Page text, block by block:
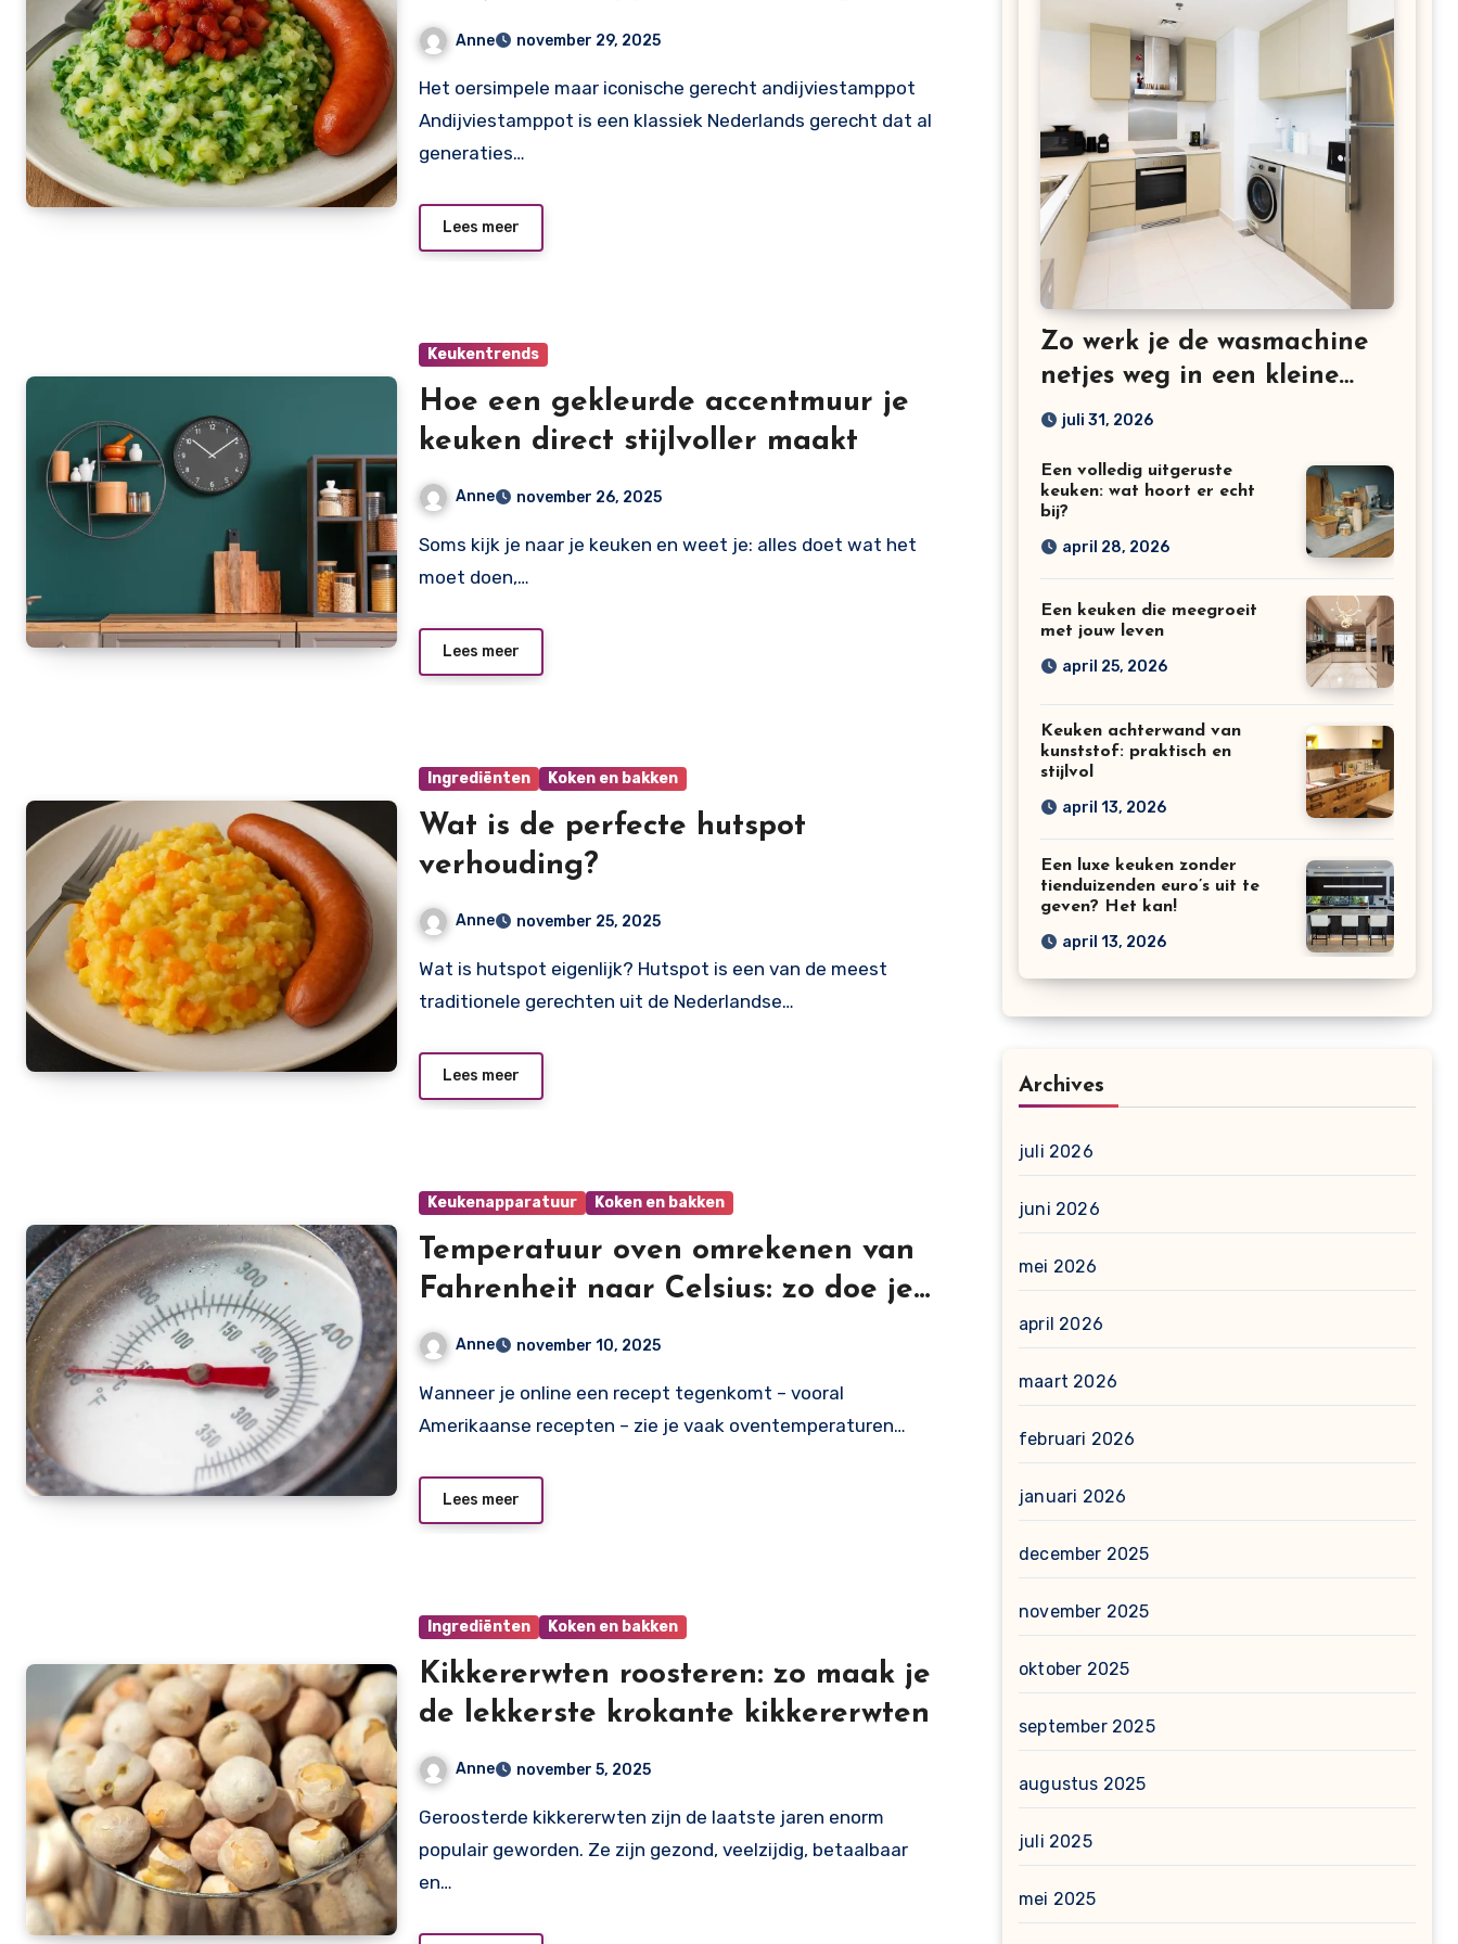
Anne november 29, 2025
Het oersimpele maar iconische gerecht andijviestamppot
Andijviestamppot is een klassiek Nederlands gerecht dat al
generaties…
Lees meer
Keukentrends
Hoe een gekleurde accentmuur je
keuken direct stijlvoller maakt
Anne november 26, 2025
Soms kijk je naar je keuken en weet je: alles doet wat het
moet doen,…
Lees meer
Ingrediënten Koken en bakken
Wat is de perfecte hutspot
verhouding?
Anne november 25, 2025
Wat is hutspot eigenlijk? Hutspot is een van de meest
traditionele gerechten uit de Nederlandse…
Lees meer
Keukenapparatuur Koken en bakken
Temperatuur oven omrekenen van
Fahrenheit naar Celsius: zo doe je
dat!
Anne november 10, 2025
Wanneer je online een recept tegenkomt – vooral
Amerikaanse recepten – zie je vaak oventemperaturen…
Lees meer
Ingrediënten Koken en bakken
Kikkererwten roosteren: zo maak je
de lekkerste krokante kikkererwten
Anne november 5, 2025
Geroosterde kikkererwten zijn de laatste jaren enorm
populair geworden. Ze zijn gezond, veelzijdig, betaalbaar
en…
Zo werk je de wasmachine
netjes weg in een kleine
keuken
juli 31, 2026
Een volledig uitgeruste
keuken: wat hoort er echt
bij?
april 28, 2026
Een keuken die meegroeit
met jouw leven
april 25, 2026
Keuken achterwand van
kunststof: praktisch en
stijlvol
april 13, 2026
Een luxe keuken zonder
tienduizenden euro’s uit te
geven? Het kan!
april 13, 2026
Archives
juli 2026
juni 2026
mei 2026
april 2026
maart 2026
februari 2026
januari 2026
december 2025
november 2025
oktober 2025
september 2025
augustus 2025
juli 2025
mei 2025